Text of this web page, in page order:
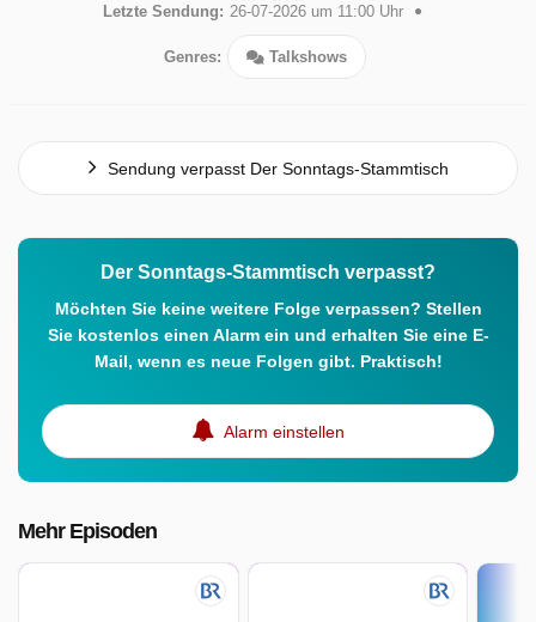
Letzte Sendung: 26-07-2026 um 11:00 Uhr
Genres: Talkshows
Sendung verpasst Der Sonntags-Stammtisch
Der Sonntags-Stammtisch verpasst?
Möchten Sie keine weitere Folge verpassen? Stellen
Sie kostenlos einen Alarm ein und erhalten Sie eine E-
Mail, wenn es neue Folgen gibt. Praktisch!
Alarm einstellen
Mehr Episoden